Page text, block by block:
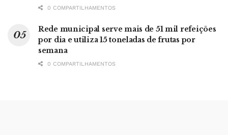
0 COMPARTILHAMENTOS
Rede municipal serve mais de 51 mil refeições
por dia e utiliza 15 toneladas de frutas por
semana
0 COMPARTILHAMENTOS